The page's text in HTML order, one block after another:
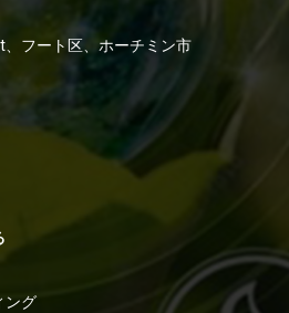
フート区、ホーチミン市
ング